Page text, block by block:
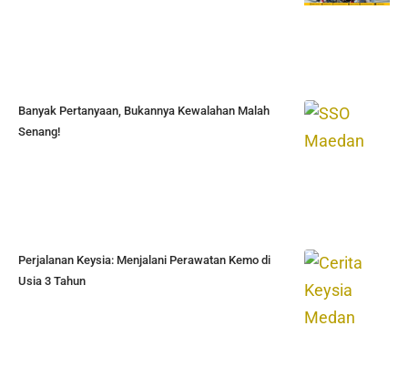
Banyak Pertanyaan, Bukannya Kewalahan Malah
Senang!
Perjalanan Keysia: Menjalani Perawatan Kemo di
Usia 3 Tahun